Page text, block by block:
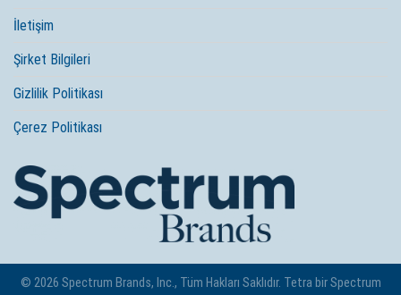
İletişim
Şirket Bilgileri
Gizlilik Politikası
Çerez Politikası
© 2026 Spectrum Brands, Inc., Tüm Hakları Saklıdır. Tetra bir Spectrum